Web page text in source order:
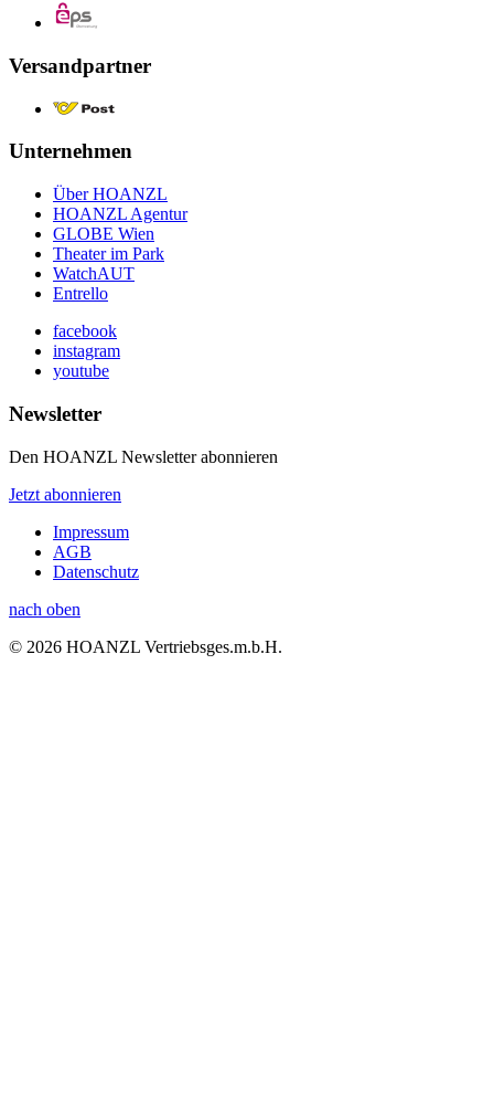
Versandpartner
Unternehmen
Über HOANZL
HOANZL Agentur
GLOBE Wien
Theater im Park
WatchAUT
Entrello
facebook
instagram
youtube
Newsletter
Den HOANZL Newsletter abonnieren
Jetzt abonnieren
Impressum
AGB
Datenschutz
nach oben
© 2026 HOANZL Vertriebsges.m.b.H.